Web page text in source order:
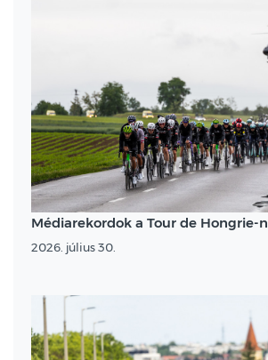
Médiarekordok a Tour de Hongrie-n
2026. július 30.